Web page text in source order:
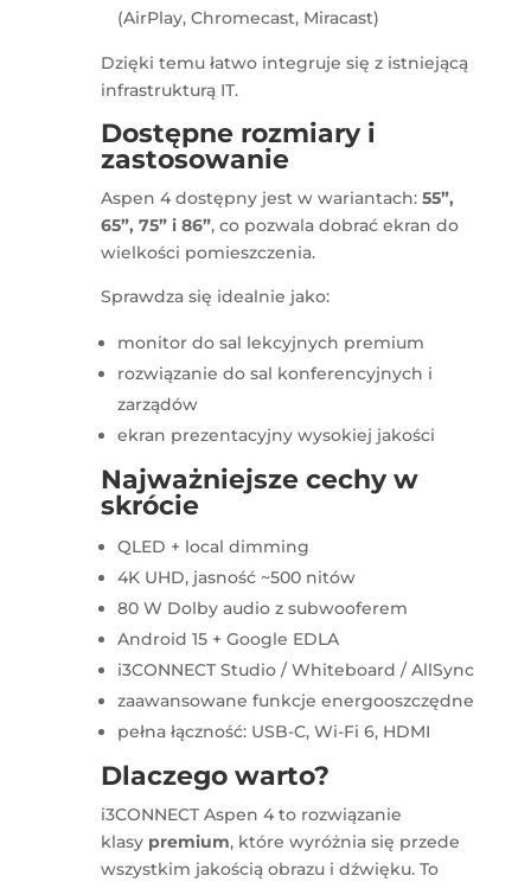
(AirPlay, Chromecast, Miracast)
Dzięki temu łatwo integruje się z istniejącą
infrastrukturą IT.
Dostępne rozmiary i
zastosowanie
Aspen 4 dostępny jest w wariantach:55”,
65”, 75” i 86”, co pozwala dobrać ekran do
wielkości pomieszczenia.
Sprawdza się idealnie jako:
monitor do sal lekcyjnych premium
rozwiązanie do sal konferencyjnych i
zarządów
ekran prezentacyjny wysokiej jakości
Najważniejsze cechy w
skrócie
QLED + local dimming
4K UHD, jasność ~500 nitów
80 W Dolby audio z subwooferem
Android 15 + Google EDLA
i3CONNECT Studio / Whiteboard / AllSync
zaawansowane funkcje energooszczędne
pełna łączność: USB-C, Wi-Fi 6, HDMI
Dlaczego warto?
i3CONNECT Aspen 4 to rozwiązanie
klasy premium, które wyróżnia się przede
wszystkim jakością obrazu i dźwięku. To